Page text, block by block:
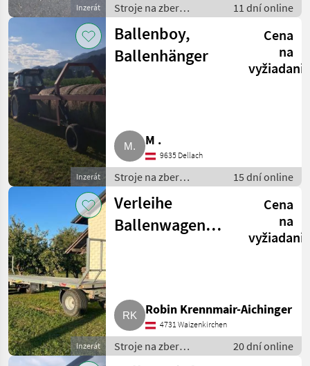
Inzerát
Stroje na zber
objemových krmív /
transportéry balíkov
11 dní online
Inzerát
Ballenboy,
Ballenhänger
Cena
na
M .
9635 Dellach
Stroje na zber
objemových krmív /
transportéry balíkov
15 dní online
Inzerát
Verleihe
Ballenwagen
Cena
na
Robin Krennmair-Aichinger
4731 Waizenkirchen
Stroje na zber
objemových krmív /
20 dní online